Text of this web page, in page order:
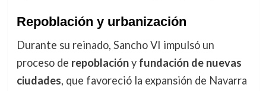
Repoblación y urbanización
Durante su reinado, Sancho VI impulsó un
proceso de repoblacióny fundación de nuevas
ciudades, que favoreció la expansión de Navarra